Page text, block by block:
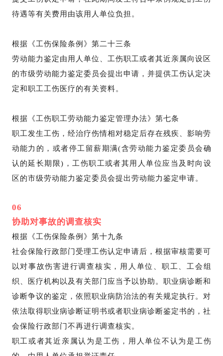
待遇等有关费用由该用人单位负担。
根据《工伤保险条例》第二十三条
劳动能力鉴定由用人单位、工伤职工或者其近亲属向设区
的市级劳动能力鉴定委员会提出申请，并提供工伤认定决
定和职工工伤医疗的有关资料。
根据《工伤职工劳动能力鉴定管理办法》第七条
职工发生工伤，经治疗伤情相对稳定后存在残疾、影响劳
动能力的，或者停工留薪期满(含劳动能力鉴定委员会确
认的延长期限)，工伤职工或者其用人单位应当及时向设
区的市级劳动能力鉴定委员会提出劳动能力鉴定申请。
06
协助对事故的调查核实
根据《工伤保险条例》第十九条
社会保险行政部门受理工伤认定申请后，根据审核需要可
以对事故伤害进行调查核实，用人单位、职工、工会组
织、医疗机构以及有关部门应当予以协助。职业病诊断和
诊断争议的鉴定，依照职业病防治法的有关规定执行。对
依法取得职业病诊断证明书或者职业病诊断鉴定书的，社
会保险行政部门不再进行调查核实。
职工或者其近亲属认为是工伤，用人单位不认为是工伤